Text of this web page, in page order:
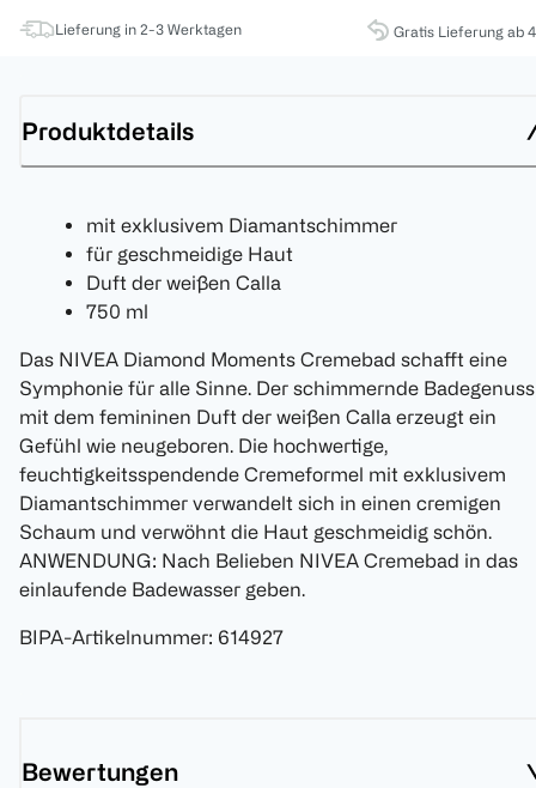
Lieferung in 2-3 Werktagen Gratis Lieferung ab
Produktdetails
mit exklusivem Diamantschimmer
für geschmeidige Haut
Duft der weißen Calla
750 ml
Das NIVEA Diamond Moments Cremebad schafft eine
Symphonie für alle Sinne. Der schimmernde Badegenuss
mit dem femininen Duft der weißen Calla erzeugt ein
Gefühl wie neugeboren. Die hochwertige,
feuchtigkeitsspendende Cremeformel mit exklusivem
Diamantschimmer verwandelt sich in einen cremigen
Schaum und verwöhnt die Haut geschmeidig schön.
ANWENDUNG: Nach Belieben NIVEA Cremebad in das
einlaufende Badewasser geben.
BIPA-Artikelnummer: 614927
Bewertungen